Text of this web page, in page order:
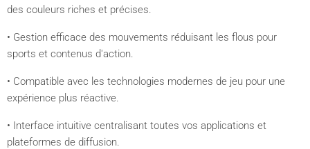
des couleurs riches et précises.
• Gestion efficace des mouvements réduisant les flous pour
sports et contenus d'action.
• Compatible avec les technologies modernes de jeu pour une
expérience plus réactive.
• Interface intuitive centralisant toutes vos applications et
plateformes de diffusion.